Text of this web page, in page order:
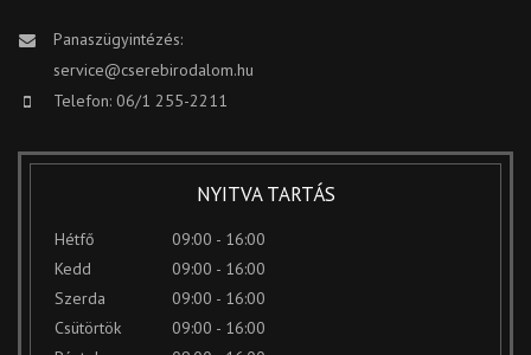
Panaszügyintézés:
service@cserebirodalom.hu
Telefon: 06/1 255-2211
NYITVA TARTÁS
Hétfő
09:00 - 16:00
Kedd
09:00 - 16:00
Szerda
09:00 - 16:00
Csütörtök
09:00 - 16:00